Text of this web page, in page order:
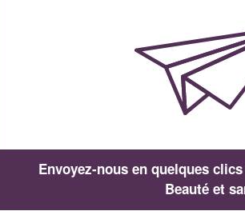
Envoyez-nous en quelques
Beauté et